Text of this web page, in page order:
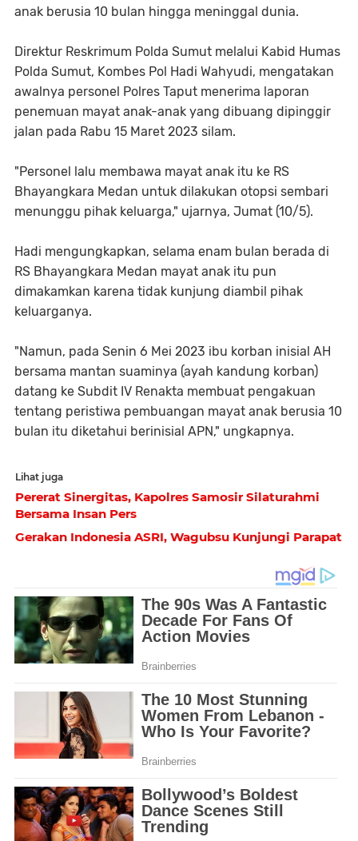
anak berusia 10 bulan hingga meninggal dunia.
Direktur Reskrimum Polda Sumut melalui Kabid Humas
Polda Sumut, Kombes Pol Hadi Wahyudi, mengatakan
awalnya personel Polres Taput menerima laporan
penemuan mayat anak-anak yang dibuang dipinggir
jalan pada Rabu 15 Maret 2023 silam.
"Personel lalu membawa mayat anak itu ke RS
Bhayangkara Medan untuk dilakukan otopsi sembari
menunggu pihak keluarga," ujarnya, Jumat (10/5).
Hadi mengungkapkan, selama enam bulan berada di
RS Bhayangkara Medan mayat anak itu pun
dimakamkan karena tidak kunjung diambil pihak
keluarganya.
"Namun, pada Senin 6 Mei 2023 ibu korban inisial AH
bersama mantan suaminya (ayah kandung korban)
datang ke Subdit IV Renakta membuat pengakuan
tentang peristiwa pembuangan mayat anak berusia 10
bulan itu diketahui berinisial APN," ungkapnya.
Lihat juga
Pererat Sinergitas, Kapolres Samosir Silaturahmi
Bersama Insan Pers
Gerakan Indonesia ASRI, Wagubsu Kunjungi Parapat